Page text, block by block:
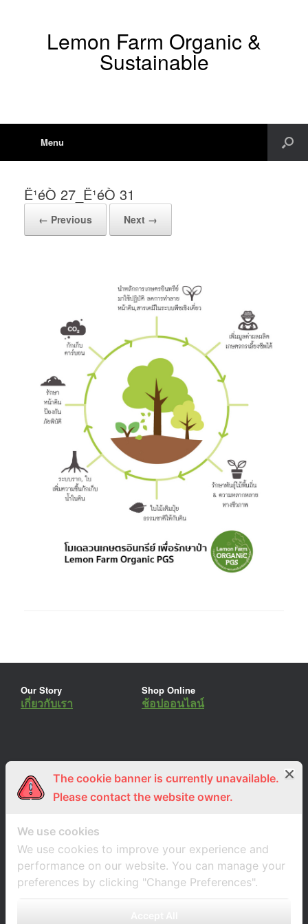
Lemon Farm Organic &
Sustainable
Menu
Ë¹éÒ 27_Ë¹éÒ 31
← Previous Next →
Our Story
เกี่ยวกับเรา
Shop Online
ช้อปออนไลน์
ร่วมงานกับเรา
สมัครงาน
Lemon Farm Cafe
ร้านอาหารอินทรีย์
The cookie banner is currently unavailable.
Please contact the website owner.
We use cookies
We use cookies to improve your experience and
performance on our website. You can manage your
preferences by clicking "Change Preferences".